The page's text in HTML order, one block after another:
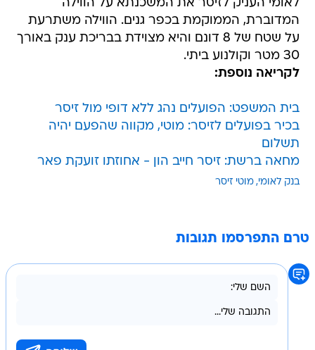
לאומי העניק לזיסר את המשכנתא על הווילה
המדוברת, הממוקמת בכפר גנים. הווילה משתרעת
על שטח של 8 דונם והיא מצוידת בבריכת ענק באורך
30 מטר וקולנוע ביתי.
לקריאה נוספת:
בית המשפט: הפועלים נהג ללא דופי מול זיסר
בכיר בפועלים לזיסר: מוטי, מקווה שהפעם יהיה
תשלום
מחאה ברשת: זיסר חייב הון - אחוזתו זועקת פאר
בנק לאומי מוטי זיסר
טרם התפרסמו תגובות